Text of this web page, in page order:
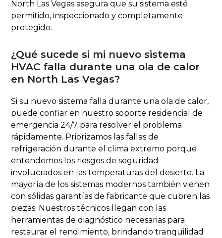
North Las Vegas asegura que su sistema esté
permitido, inspeccionado y completamente
protegido.
¿Qué sucede si mi nuevo sistema
HVAC falla durante una ola de calor
en North Las Vegas?
Si su nuevo sistema falla durante una ola de calor,
puede confiar en nuestro soporte residencial de
emergencia 24/7 para resolver el problema
rápidamente. Priorizamos las fallas de
refrigeración durante el clima extremo porque
entendemos los riesgos de seguridad
involucrados en las temperaturas del desierto. La
mayoría de los sistemas modernos también vienen
con sólidas garantías de fabricante que cubren las
piezas. Nuestros técnicos llegan con las
herramientas de diagnóstico necesarias para
restaurar el rendimiento, brindando tranquilidad